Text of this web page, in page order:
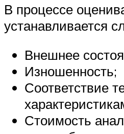
В процессе
устанавливается
Внешнее
Изношенность;
Соответствие
Стоимость